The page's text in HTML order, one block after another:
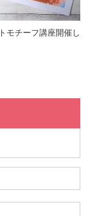
モチーフ講座開催し